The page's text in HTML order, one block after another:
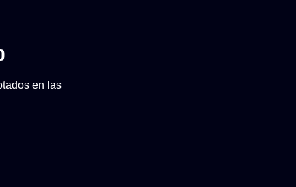
en las